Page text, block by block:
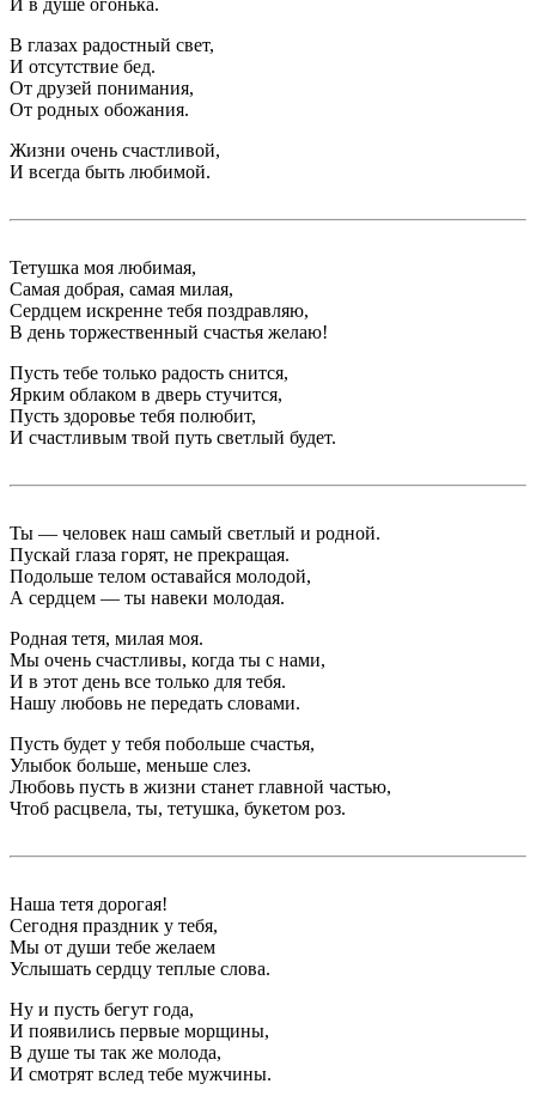
И в душе огонька.
В глазах радостный свет,
И отсутствие бед.
От друзей понимания,
От родных обожания.
Жизни очень счастливой,
И всегда быть любимой.
Тетушка моя любимая,
Самая добрая, самая милая,
Сердцем искренне тебя поздравляю,
В день торжественный счастья желаю!
Пусть тебе только радость снится,
Ярким облаком в дверь стучится,
Пусть здоровье тебя полюбит,
И счастливым твой путь светлый будет.
Ты — человек наш самый светлый и родной.
Пускай глаза горят, не прекращая.
Подольше телом оставайся молодой,
А сердцем — ты навеки молодая.
Родная тетя, милая моя.
Мы очень счастливы, когда ты с нами,
И в этот день все только для тебя.
Нашу любовь не передать словами.
Пусть будет у тебя побольше счастья,
Улыбок больше, меньше слез.
Любовь пусть в жизни станет главной частью,
Чтоб расцвела, ты, тетушка, букетом роз.
Наша тетя дорогая!
Сегодня праздник у тебя,
Мы от души тебе желаем
Услышать сердцу теплые слова.
Ну и пусть бегут года,
И появились первые морщины,
В душе ты так же молода,
И смотрят вслед тебе мужчины.